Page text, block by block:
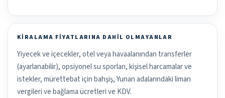
KIRALAMA FIYATLARINA DAHIL OLMAYANLAR
Yiyecek ve içecekler, otel veya havaalanından transferler
(ayarlanabilir), opsiyonel su sporları, kişisel harcamalar ve
istekler, mürettebat için bahşiş, Yunan adalarındaki liman
vergileri ve bağlama ücretleri ve KDV.